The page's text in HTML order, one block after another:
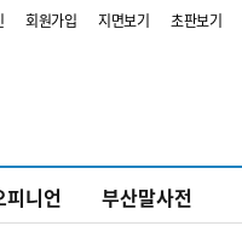
회원가입 지면보기 초판보기
피니언 부산말사전